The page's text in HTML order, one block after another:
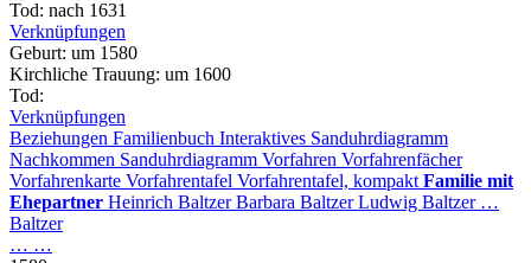
Tod: nach 1631
Verknüpfungen
Geburt: um 1580
Kirchliche Trauung: um 1600
Tod:
Verknüpfungen
Beziehungen Familienbuch Interaktives Sanduhrdiagramm
Nachkommen Sanduhrdiagramm Vorfahren Vorfahrenfächer
Vorfahrenkarte Vorfahrentafel Vorfahrentafel, kompakt Familie mit
Ehepartner Heinrich Baltzer Barbara Baltzer Ludwig Baltzer …
Baltzer
… …